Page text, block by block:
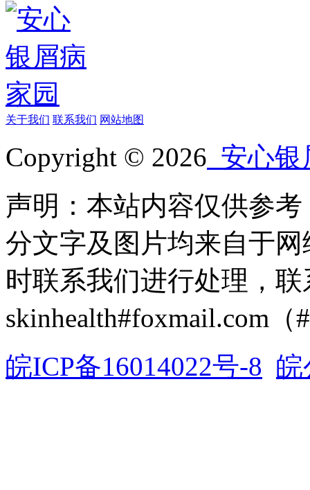
关于我们 联系我们 网站地图
Copyright © 2026 安心银
声明：本站内容仅供参
分文字及图片均来自于
时联系我们进行处理，
skinhealth#foxmail.com（
皖ICP备16014022号-8 皖